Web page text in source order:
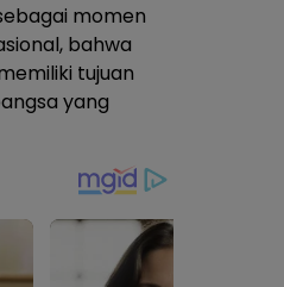
momen
bahwa
tujuan
yang